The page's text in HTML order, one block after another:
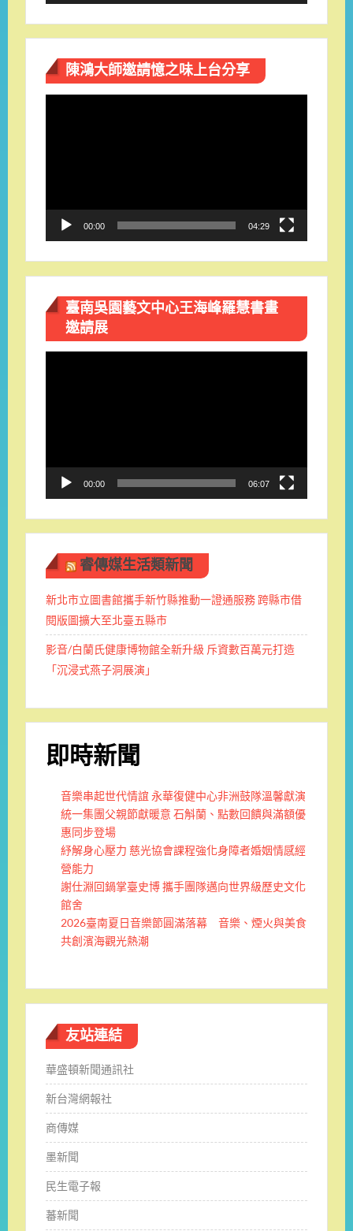
陳鴻大師邀請憶之味上台分享
00:00 04:29
臺南吳園藝文中心王海峰羅慧書畫
邀請展
00:00 06:07
睿傳媒生活類新聞
新北市立圖書館攜手新竹縣推動一證通服務 跨縣市借
閱版圖擴大至北臺五縣市
影音/白蘭氏健康博物館全新升級 斥資數百萬元打造
「沉浸式燕子洞展演」
即時新聞
音樂串起世代情誼 永華復健中心非洲鼓隊溫馨獻演
統一集團父親節獻暖意 石斛蘭、點數回饋與滿額優
惠同步登場
紓解身心壓力 慈光協會課程強化身障者婚姻情感經
營能力
謝仕淵回鍋掌臺史博 攜手團隊邁向世界級歷史文化
館舍
2026臺南夏日音樂節圓滿落幕 音樂、煙火與美食
共創濱海觀光熱潮
友站連結
華盛頓新聞通訊社
新台灣網報社
商傳媒
墨新聞
民生電子報
蕃新聞